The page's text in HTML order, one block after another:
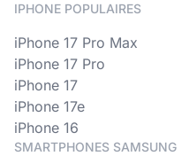
IPHONE POPULAIRES
iPhone 17 Pro Max
iPhone 17 Pro
iPhone 17
iPhone 17e
iPhone 16
SMARTPHONES SAMSUNG